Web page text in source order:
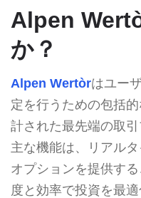
Alpen
か？
Alpen Wertòrはユー
定を行うための包括
計された最先端の取
主な機能は、リアル
オプションを提供す
度と効率で投資を最